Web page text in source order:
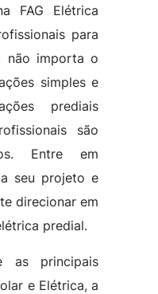
FAG Elétrica
para
não importa o
simples e
prediais
são
Entre em
seu projeto e
direcionar em
predial.
as principais
e Elétrica, a